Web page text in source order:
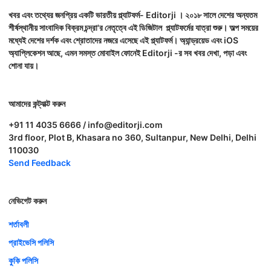
খবর এবং তথ্যের জনপ্রিয় একটি ভারতীয় প্ল্যাটফর্ম- Editorji । ২০১৮ সালে দেশের অন্যতম
শীর্ষস্থানীয় সাংবাদিক বিক্রম চন্দ্রা'র নেতৃত্বে এই ডিজিটাল প্ল্যাটফর্মের যাত্রা শুরু। অল্প সময়ের
মধ্যেই দেশের দর্শক এবং শ্রোতাদের নজরে এসেছে এই প্ল্যাটফর্ম। অ্যান্ড্রয়েড এবং iOS
অ্যাপ্লিকেশন আছে, এমন সমস্ত মোবাইল ফোনেই Editorji -র সব খবর দেখা, পড়া এবং
শোনা যায়।
আমাদের কন্ট্যাক্ট করুন
+91 11 4035 6666 / info@editorji.com
3rd floor, Plot B, Khasara no 360, Sultanpur, New Delhi, Delhi
110030
Send Feedback
নেভিগেট করুন
শর্তাবলী
প্রাইভেসি পলিসি
কুকি পলিসি